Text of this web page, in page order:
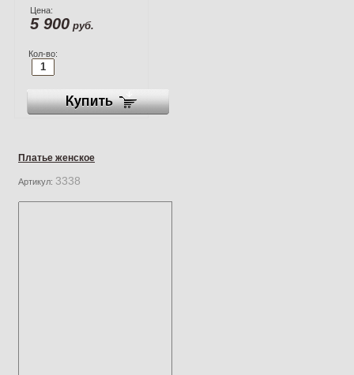
Цена:
5 900 руб.
Кол-во:
Платье женское
Артикул: 3338